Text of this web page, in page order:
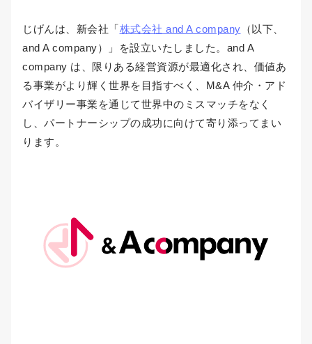
じげんは、新会社「株式会社 and A company （以下、
and A company）」を設立いたしました。and A
company は、限りある経営資源が最適化され、価値あ
る事業がより輝く世界を目指すべく、M&A 仲介・アド
バイザリー事業を通じて世界中のミスマッチをなく
し、パートナーシップの成功に向けて寄り添ってまい
ります。